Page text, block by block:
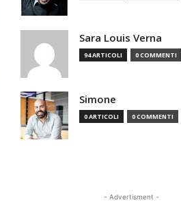
Sara Louis Verna
94 ARTICOLI 0 COMMENTI
Simone
0 ARTICOLI 0 COMMENTI
- Advertisment -